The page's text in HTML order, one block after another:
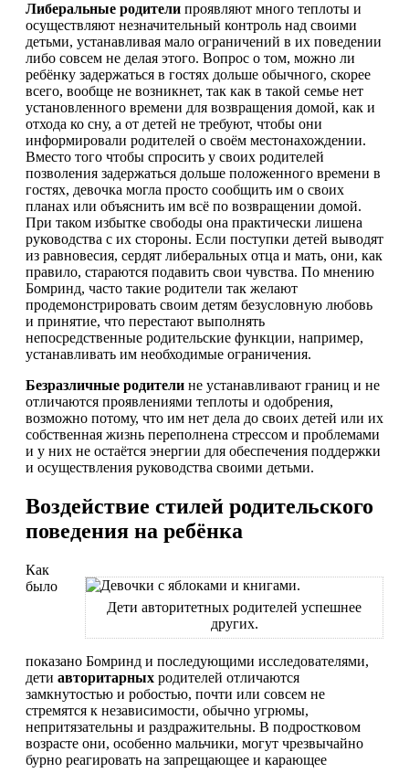
Либеральные родители проявляют много теплоты и
осуществляют незначительный контроль над своими
детьми, устанавливая мало ограничений в их поведении
либо совсем не делая этого. Вопрос о том, можно ли
ребёнку задержаться в гостях дольше обычного, скорее
всего, вообще не возникнет, так как в такой семье нет
установленного времени для возвращения домой, как и
отхода ко сну, а от детей не требуют, чтобы они
информировали родителей о своём местонахождении.
Вместо того чтобы спросить у своих родителей
позволения задержаться дольше положенного времени в
гостях, девочка могла просто сообщить им о своих
планах или объяснить им всё по возвращении домой.
При таком избытке свободы она практически лишена
руководства с их стороны. Если поступки детей выводят
из равновесия, сердят либеральных отца и мать, они, как
правило, стараются подавить свои чувства. По мнению
Бомринд, часто такие родители так желают
продемонстрировать своим детям безусловную любовь
и принятие, что перестают выполнять
непосредственные родительские функции, например,
устанавливать им необходимые ограничения.
Безразличные родители не устанавливают границ и не
отличаются проявлениями теплоты и одобрения,
возможно потому, что им нет дела до своих детей или их
собственная жизнь переполнена стрессом и проблемами
и у них не остаётся энергии для обеспечения поддержки
и осуществления руководства своими детьми.
Воздействие стилей родительского
поведения на ребёнка
Дети авторитетных родителей успешнее
других.
Как
было
показано Бомринд и последующими исследователями,
дети авторитарных родителей отличаются
замкнутостью и робостью, почти или совсем не
стремятся к независимости, обычно угрюмы,
непритязательны и раздражительны. В подростковом
возрасте они, особенно мальчики, могут чрезвычайно
бурно реагировать на запрещающее и карающее